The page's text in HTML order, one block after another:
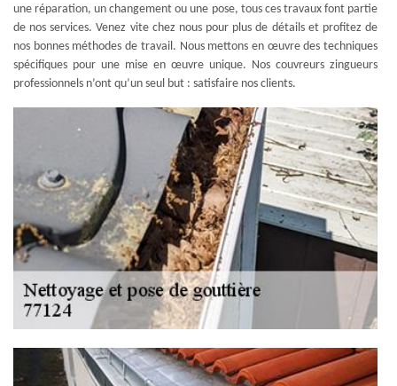
une réparation, un changement ou une pose, tous ces travaux font partie
de nos services. Venez vite chez nous pour plus de détails et profitez de
nos bonnes méthodes de travail. Nous mettons en œuvre des techniques
spécifiques pour une mise en œuvre unique. Nos couvreurs zingueurs
professionnels n’ont qu’un seul but : satisfaire nos clients.